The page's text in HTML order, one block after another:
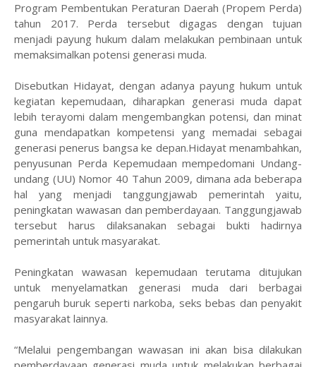
Program Pembentukan Peraturan Daerah (Propem Perda)
tahun 2017. Perda tersebut digagas dengan tujuan
menjadi payung hukum dalam melakukan pembinaan untuk
memaksimalkan potensi generasi muda.
Disebutkan Hidayat, dengan adanya payung hukum untuk
kegiatan kepemudaan, diharapkan generasi muda dapat
lebih terayomi dalam mengembangkan potensi, dan minat
guna mendapatkan kompetensi yang memadai sebagai
generasi penerus bangsa ke depan.Hidayat menambahkan,
penyusunan Perda Kepemudaan mempedomani Undang-
undang (UU) Nomor 40 Tahun 2009, dimana ada beberapa
hal yang menjadi tanggungjawab pemerintah yaitu,
peningkatan wawasan dan pemberdayaan. Tanggungjawab
tersebut harus dilaksanakan sebagai bukti hadirnya
pemerintah untuk masyarakat.
Peningkatan wawasan kepemudaan terutama ditujukan
untuk menyelamatkan generasi muda dari berbagai
pengaruh buruk seperti narkoba, seks bebas dan penyakit
masyarakat lainnya.
“Melalui pengembangan wawasan ini akan bisa dilakukan